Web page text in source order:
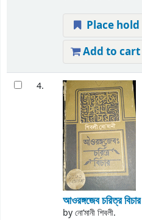
Place hold
Add to cart
4.
আওরঙ্গজেব চরিত্র বিচার
byনো’মানী শিবলী.